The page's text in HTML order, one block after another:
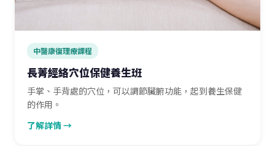
中醫康復理療課程
長菁經絡穴位保健養生班
手掌、手背處的穴位，可以調節臟腑功能，起到養生保健
的作用。
了解詳情 →